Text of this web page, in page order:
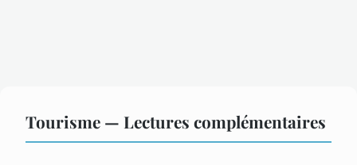
Tourisme — Lectures complémentaires